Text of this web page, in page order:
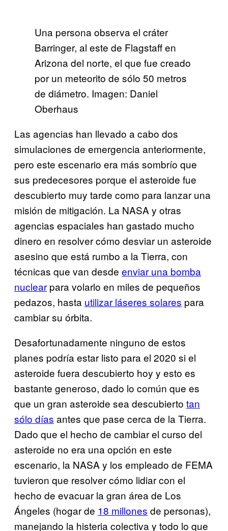
Una persona observa el cráter
Barringer, al este de Flagstaff en
Arizona del norte, el que fue creado
por un meteorito de sólo 50 metros
de diámetro. Imagen: Daniel
Oberhaus
Las agencias han llevado a cabo dos
simulaciones de emergencia anteriormente,
pero este escenario era más sombrío que
sus predecesores porque el asteroide fue
descubierto muy tarde como para lanzar una
misión de mitigación. La NASA y otras
agencias espaciales han gastado mucho
dinero en resolver cómo desviar un asteroide
asesino que está rumbo a la Tierra, con
técnicas que van desde enviar una bomba
nuclear para volarlo en miles de pequeños
pedazos, hasta utilizar láseres solares para
cambiar su órbita.
Desafortunadamente ninguno de estos
planes podría estar listo para el 2020 si el
asteroide fuera descubierto hoy y esto es
bastante generoso, dado lo común que es
que un gran asteroide sea descubierto tan
sólo días antes que pase cerca de la Tierra.
Dado que el hecho de cambiar el curso del
asteroide no era una opción en este
escenario, la NASA y los empleado de FEMA
tuvieron que resolver cómo lidiar con el
hecho de evacuar la gran área de Los
Ángeles (hogar de 18 millones de personas),
manejando la histeria colectiva y todo lo que